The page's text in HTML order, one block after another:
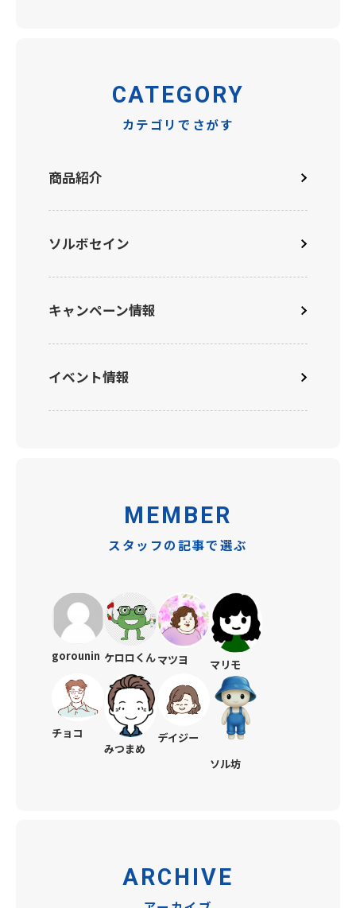
CATEGORY
カテゴリでさがす
商品紹介
ソルボセイン
キャンペーン情報
イベント情報
MEMBER
スタッフの記事で選ぶ
gorounin ケロロくんマツヨ マリモ
チョコ
みつまめ
デイジー
ソル坊
ARCHIVE